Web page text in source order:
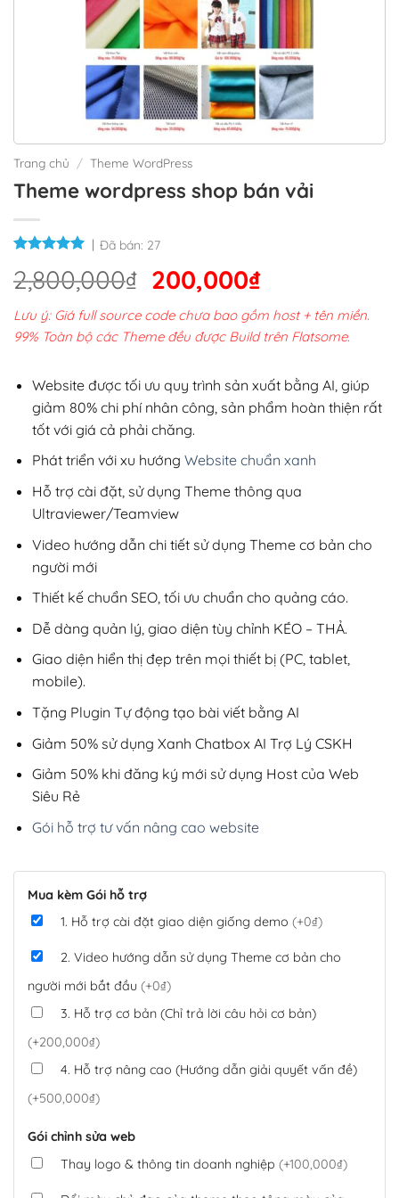
Trang chủ / Theme WordPress
Theme wordpress shop bán vải
Đã bán: 27
2,800,000₫ Giá
gốc
là:
2,800,000₫.
200,000₫Giá
hiện
tại
200,000₫.
Lưu ý: Giá full source code chưa bao gồm host + tên miền.
99% Toàn bộ các Theme đều được Build trên Flatsome.
Website được tối ưu quy trình sản xuất bằng AI, giúp
giảm 80% chi phí nhân công, sản phẩm hoàn thiện rất
tốt với giá cả phải chăng.
Phát triển với xu hướng Website chuẩn xanh
Hỗ trợ cài đặt, sử dụng Theme thông qua
Ultraviewer/Teamview
Video hướng dẫn chi tiết sử dụng Theme cơ bản cho
người mới
Thiết kế chuẩn SEO, tối ưu chuẩn cho quảng cáo.
Dễ dàng quản lý, giao diện tùy chỉnh KÉO – THẢ.
Giao diện hiển thị đẹp trên mọi thiết bị (PC, tablet,
mobile).
Tặng Plugin Tự động tạo bài viết bằng AI
Giảm 50% sử dụng Xanh Chatbox AI Trợ Lý CSKH
Giảm 50% khi đăng ký mới sử dụng Host của Web
Siêu Rẻ
Gói hỗ trợ tư vấn nâng cao website
Mua kèm Gói hỗ trợ
1. Hỗ trợ cài đặt giao diện giống demo (+0₫)
2. Video hướng dẫn sử dụng Theme cơ bản cho
người mới bắt đầu (+0₫)
3. Hỗ trợ cơ bản (Chỉ trả lời câu hỏi cơ bản)
(+200,000₫)
4. Hỗ trợ nâng cao (Hướng dẫn giải quyết vấn đề)
(+500,000₫)
Gói chỉnh sửa web
Thay logo & thông tin doanh nghiệp (+100,000₫)